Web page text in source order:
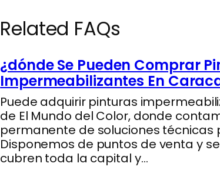
Related FAQs
¿dónde Se Pueden Comprar
Impermeabilizantes En
Puede adquirir pinturas
de El Mundo del Color, donde
permanente de soluciones
Disponemos de puntos de venta y
cubren toda la capital y…